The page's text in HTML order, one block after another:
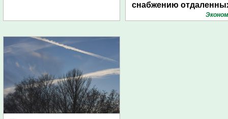
снабжению
поселений с помощью